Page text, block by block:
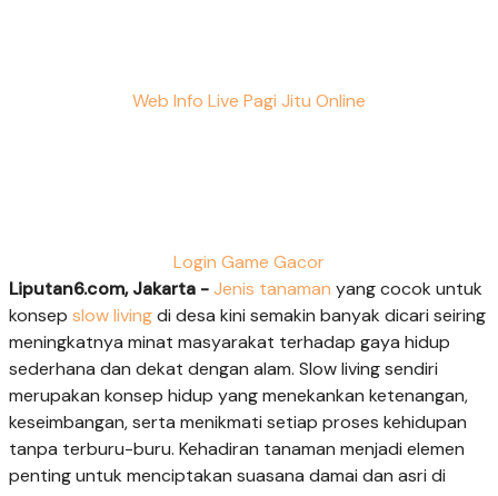
Web Info Live Pagi Jitu Online
Login Game Gacor
Liputan6.com, Jakarta -Jenis tanaman yang cocok untuk
konsep slow livingdi desa kini semakin banyak dicari seiring
meningkatnya minat masyarakat terhadap gaya hidup
sederhana dan dekat dengan alam. Slow living sendiri
merupakan konsep hidup yang menekankan ketenangan,
keseimbangan, serta menikmati setiap proses kehidupan
tanpa terburu-buru. Kehadiran tanaman menjadi elemen
penting untuk menciptakan suasana damai dan asri di